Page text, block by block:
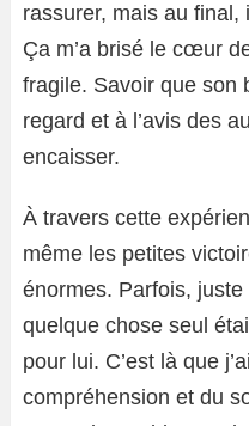
rassurer, mais au final,
Ça m’a brisé le cœur
fragile. Savoir que son
regard et à l’avis des
encaisser.
À travers cette
même les petites
énormes. Parfois,
quelque chose seul
pour lui. C’est là que
compréhension et du